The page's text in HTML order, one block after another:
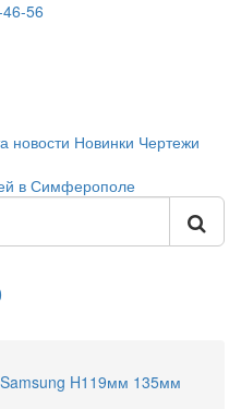
56
новости Новинки Чертежи
H119мм 135мм